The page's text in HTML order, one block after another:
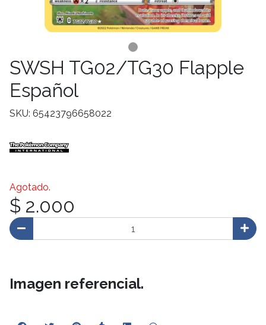
SWSH TG02/TG30 Flapple
Español
SKU: 65423796658022
Agotado.
$ 2.000
Imagen referencial.